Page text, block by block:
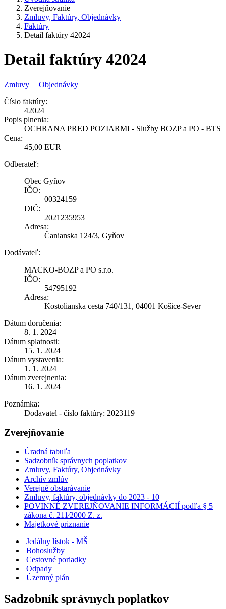
Zverejňovanie
Zmluvy, Faktúry, Objednávky
Faktúry
Detail faktúry 42024
Detail faktúry 42024
Zmluvy | Objednávky
Číslo faktúry:
42024
Popis plnenia:
OCHRANA PRED POZIARMI - Služby BOZP a PO - BTS
Cena:
45,00 EUR
Odberateľ:
Obec Gyňov
IČO:
00324159
DIČ:
2021235953
Adresa:
Čanianska 124/3, Gyňov
Dodávateľ:
MACKO-BOZP a PO s.r.o.
IČO:
54795192
Adresa:
Kostolianska cesta 740/131, 04001 Košice-Sever
Dátum doručenia:
8. 1. 2024
Dátum splatnosti:
15. 1. 2024
Dátum vystavenia:
1. 1. 2024
Dátum zverejnenia:
16. 1. 2024
Poznámka:
Dodavatel - číslo faktúry: 2023119
Zverejňovanie
Úradná tabuľa
Sadzobník správnych poplatkov
Zmluvy, Faktúry, Objednávky
Archív zmlúv
Verejné obstarávanie
Zmluvy, faktúry, objednávky do 2023 - 10
POVINNÉ ZVEREJŇOVANIE INFORMÁCIÍ podľa § 5
zákona č. 211⁄2000 Z. z.
Majetkové priznanie
Jedálny lístok - MŠ
Bohoslužby
Cestovné poriadky
Odpady
Územný plán
Sadzobník správnych poplatkov